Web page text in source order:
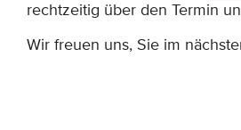
rechtzeitig über den Termin
Wir freuen uns, Sie im